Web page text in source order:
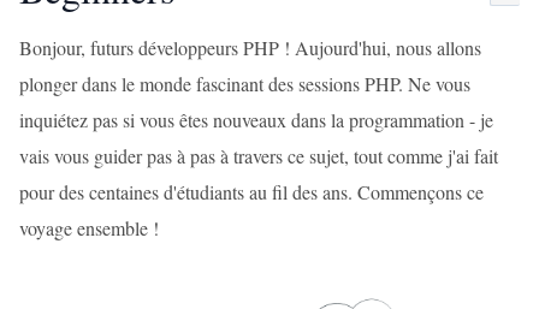
Bonjour, futurs développeurs PHP ! Aujourd'hui, nous allons
plonger dans le monde fascinant des sessions PHP. Ne vous
inquiétez pas si vous êtes nouveaux dans la programmation - je
vais vous guider pas à pas à travers ce sujet, tout comme j'ai fait
pour des centaines d'étudiants au fil des ans. Commençons ce
voyage ensemble !